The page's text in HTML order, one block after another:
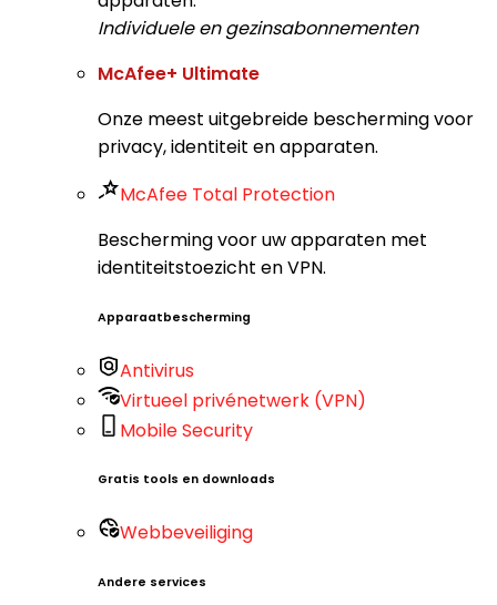
Individuele en gezinsabonnementen
McAfee+ Ultimate
Onze meest uitgebreide bescherming voor
privacy, identiteit en apparaten.
McAfee Total Protection
Bescherming voor uw apparaten met
identiteitstoezicht en VPN.
Apparaatbescherming
Antivirus
Virtueel privénetwerk (VPN)
Mobile Security
Gratis tools en downloads
Webbeveiliging
Andere services